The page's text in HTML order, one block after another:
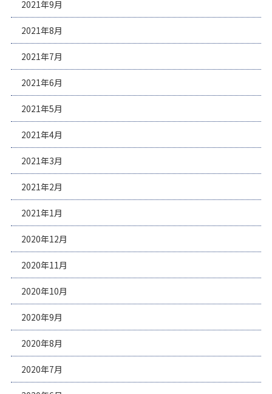
2021年9月
2021年8月
2021年7月
2021年6月
2021年5月
2021年4月
2021年3月
2021年2月
2021年1月
2020年12月
2020年11月
2020年10月
2020年9月
2020年8月
2020年7月